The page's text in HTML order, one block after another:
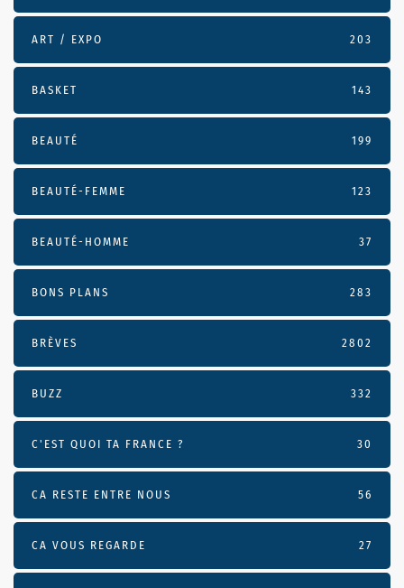
ART / EXPO 203
BASKET 143
BEAUTÉ 199
BEAUTÉ-FEMME 123
BEAUTÉ-HOMME 37
BONS PLANS 283
BRÈVES 2802
BUZZ 332
C'EST QUOI TA FRANCE ? 30
CA RESTE ENTRE NOUS 56
CA VOUS REGARDE 27